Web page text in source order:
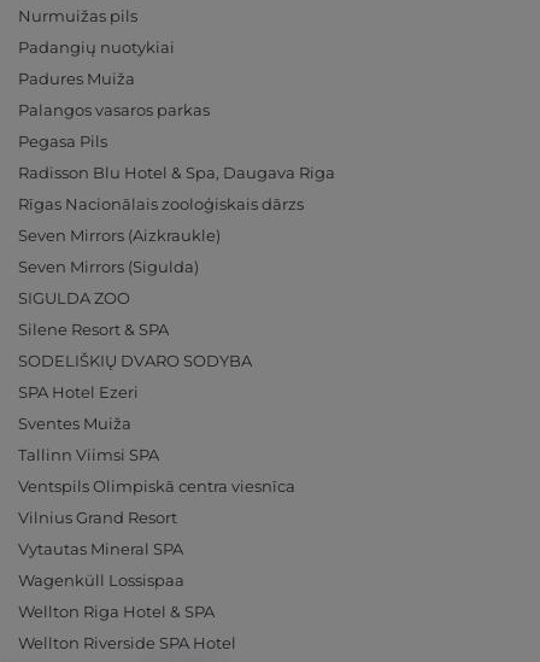
Nurmuižas pils
Padangių nuotykiai
Padures Muiža
Palangos vasaros parkas
Pegasa Pils
Radisson Blu Hotel & Spa, Daugava Riga
Rīgas Nacionālais zooloģiskais dārzs
Seven Mirrors (Aizkraukle)
Seven Mirrors (Sigulda)
SIGULDA ZOO
Silene Resort & SPA
SODELIŠKIŲ DVARO SODYBA
SPA Hotel Ezeri
Sventes Muiža
Tallinn Viimsi SPA
Ventspils Olimpiskā centra viesnīca
Vilnius Grand Resort
Vytautas Mineral SPA
Wagenküll Lossispaa
Wellton Riga Hotel & SPA
Wellton Riverside SPA Hotel